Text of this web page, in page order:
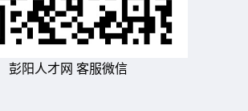
彭阳人才网 客服微信